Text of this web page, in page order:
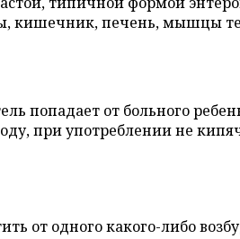
кишечник, печень, мышцы
попадает от больного
при употреблении не
от одного какого-либо